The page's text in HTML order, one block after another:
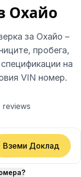
Охайо
за Охайо –
пробега,
на
VIN номер.
reviews
Вземи Доклад